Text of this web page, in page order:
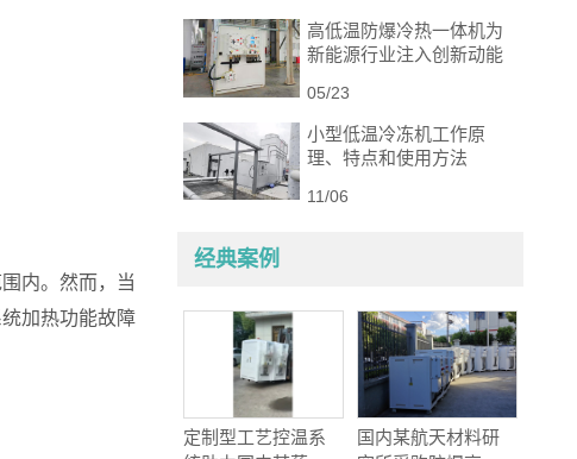
内。然而，当
加热功能故障
高低温防爆冷热一体机为
新能源行业注入创新动能
05/23
小型低温冷冻机工作原
理、特点和使用方法
11/06
经典案例
定制型工艺控温系
国内某航天材料研